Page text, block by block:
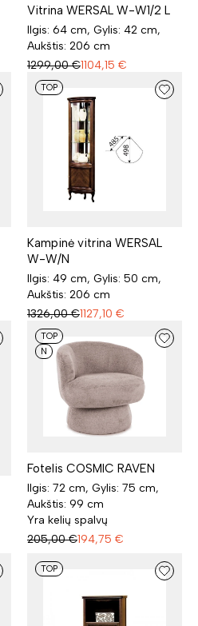
Vitrina WERSAL W-W1/2 L
Ilgis: 64 cm, Gylis: 42 cm,
Aukštis: 206 cm
1299,00 €1104,15 €
TOP
Kampinė vitrina WERSAL
W-W/N
Ilgis: 49 cm, Gylis: 50 cm,
Aukštis: 206 cm
1326,00 €1127,10 €
TOP
N
Fotelis COSMIC RAVEN
Ilgis: 72 cm, Gylis: 75 cm,
Aukštis: 99 cm
Yra kelių spalvų
205,00 €194,75 €
TOP